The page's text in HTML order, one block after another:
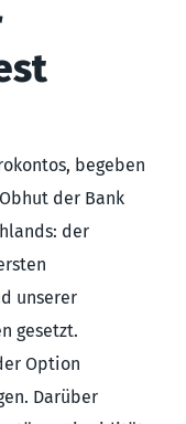
begeben
der Bank
der
unserer
gesetzt.
Option
Darüber